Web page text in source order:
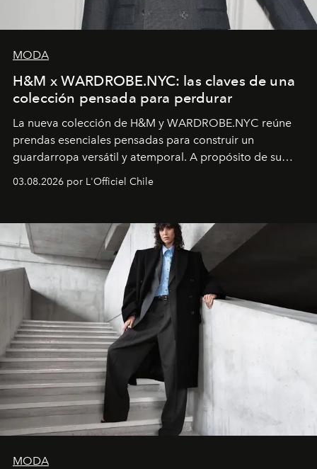
MODA
H&M x WARDROBE.NYC: las claves de una
colección pensada para perdurar
La nueva colección de H&M y WARDROBE.NYC reúne
prendas esenciales pensadas para construir un
guardarropa versátil y atemporal. A propósito de su
lanzamiento, los fundadores de la firma neoyorquina y
la asesora creativa y jefa de diseño global de la marca
y la filosofía detrás de la propuesta.
03.08.2026 por L'Officiel Chile
MODA